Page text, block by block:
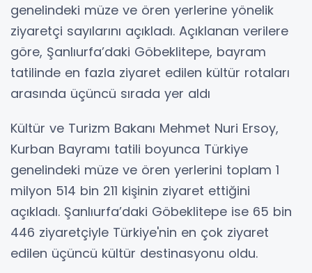
genelindeki müze ve ören yerlerine yönelik
ziyaretçi sayılarını açıkladı. Açıklanan verilere
göre, Şanlıurfa’daki Göbeklitepe, bayram
tatilinde en fazla ziyaret edilen kültür rotaları
arasında üçüncü sırada yer aldı
Kültür ve Turizm Bakanı Mehmet Nuri Ersoy,
Kurban Bayramı tatili boyunca Türkiye
genelindeki müze ve ören yerlerini toplam 1
milyon 514 bin 211 kişinin ziyaret ettiğini
açıkladı. Şanlıurfa’daki Göbeklitepe ise 65 bin
446 ziyaretçiyle Türkiye'nin en çok ziyaret
edilen üçüncü kültür destinasyonu oldu.